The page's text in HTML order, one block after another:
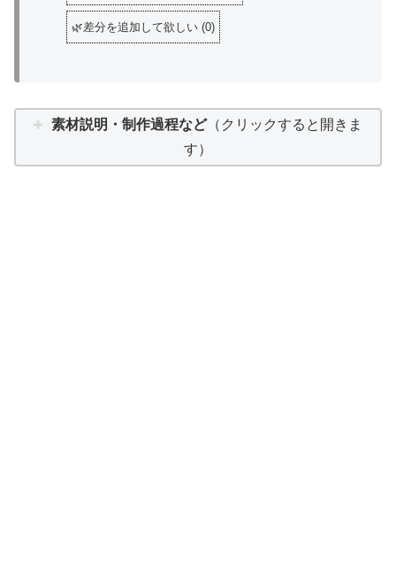
🌿差分を追加して欲しい (0)
素材説明・制作過程など（クリックすると開きま
す）